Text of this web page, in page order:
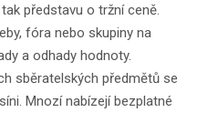
představu o tržní ceně.
fóra nebo skupiny na
a odhady hodnoty.
sběratelských předmětů se
Mnozí nabízejí bezplatné